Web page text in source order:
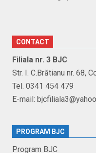
CONTACT
Filiala nr. 3 BJC
Str. I. C.Brătianu nr. 68,
Tel. 0341 454 479
E-mail:
PROGRAM BJC
Program BJC